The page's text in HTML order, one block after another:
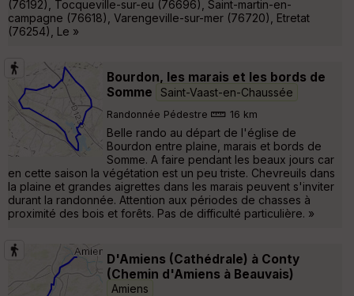
(76192), Tocqueville-sur-eu (76696), Saint-martin-en-
campagne (76618), Varengeville-sur-mer (76720), Etretat
(76254), Le »
Bourdon, les marais et les bords de
Somme
Saint-Vaast-en-Chaussée
Randonnée Pédestre 16 km
Belle rando au départ de l'église de
Bourdon entre plaine, marais et bords de
Somme. A faire pendant les beaux jours car
en cette saison la végétation est un peu triste. Chevreuils dans
la plaine et grandes aigrettes dans les marais peuvent s'inviter
durant la randonnée. Attention aux périodes de chasses à
proximité des bois et forêts. Pas de difficulté particulière. »
D'Amiens (Cathédrale) à Conty
(Chemin d'Amiens à Beauvais)
Amiens